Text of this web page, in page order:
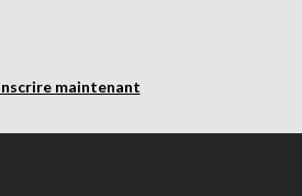
maintenant